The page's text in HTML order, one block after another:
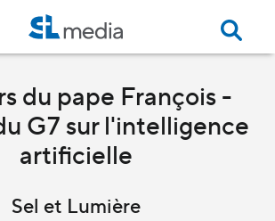
du pape François -
G7 sur l'intelligence
artificielle
Sel et Lumière